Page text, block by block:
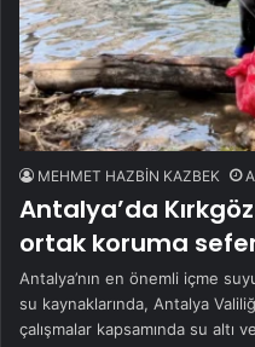
MEHMET HAZBİN KAZBEK
Antalya’da
ortak koruma
Antalya’nın en önemli içme
su kaynaklarında, Antalya
çalışmalar kapsamında su altı